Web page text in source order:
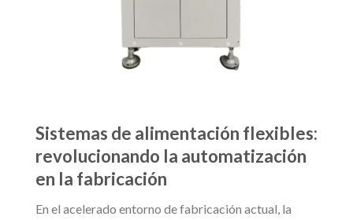
Sistemas de alimentación flexibles:
revolucionando la automatización
en la fabricación
En el acelerado entorno de fabricación actual, la